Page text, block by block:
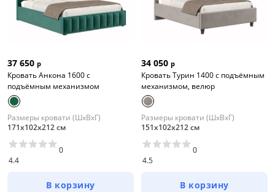
37 650 р
Кровать Анкона 1600 с
подъёмным механизмом
Размеры кровати (ШхВхГ)
171х102х212 см
4.4
0
В корзину
34 050 р
Кровать Турин 1400 с подъёмным
механизмом, велюр
Размеры кровати (ШхВхГ)
151х102х212 см
4.5
0
В корзину